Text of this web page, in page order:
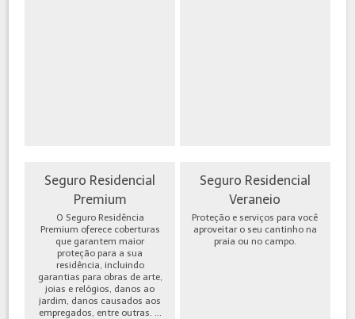
Seguro Residencial
Premium
O Seguro Residência
Premium oferece coberturas
que garantem maior
proteção para a sua
residência, incluindo
garantias para obras de arte,
joias e relógios, danos ao
jardim, danos causados aos
empregados, entre outras. ...
Seguro Residencial
Veraneio
Proteção e serviços para você
aproveitar o seu cantinho na
praia ou no campo.